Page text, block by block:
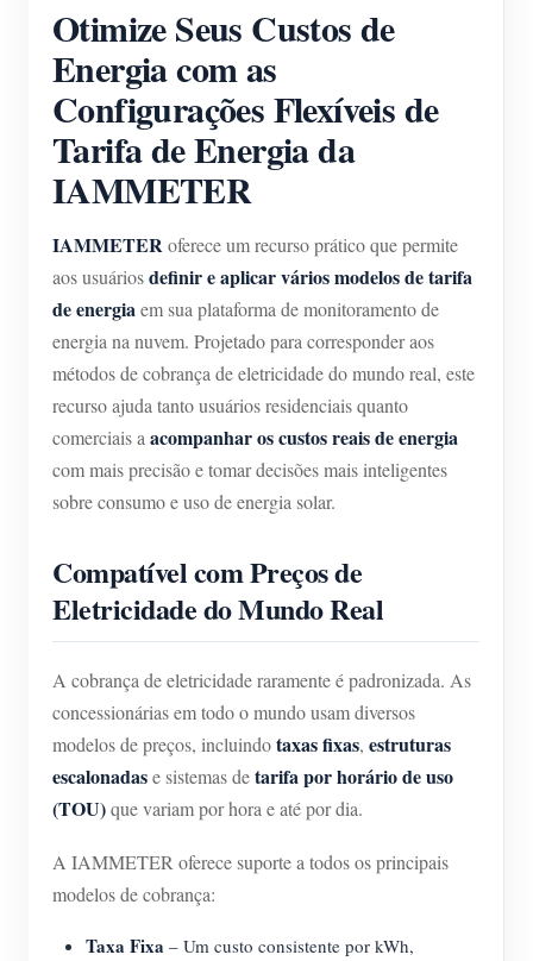
App Loja
Explorar site
Ranking FV
Otimize Seus Custos de
Energia com as
Configurações Flexíveis de
Tarifa de Energia da
IAMMETER
IAMMETERoferece um recurso prático que permite
aos usuáriosdefinir e aplicar vários modelos de tarifa
de energiaem sua plataforma de monitoramento de
energia na nuvem. Projetado para corresponder aos
métodos de cobrança de eletricidade do mundo real, este
recurso ajuda tanto usuários residenciais quanto
comerciais aacompanhar os custos reais de energia
com mais precisão e tomar decisões mais inteligentes
sobre consumo e uso de energia solar.
Compatível com Preços de
Eletricidade do Mundo Real
A cobrança de eletricidade raramente é padronizada. As
concessionárias em todo o mundo usam diversos
modelos de preços, incluindotaxas fixas, estruturas
escalonadase sistemas detarifa por horário de uso
(TOU)que variam por hora e até por dia.
A IAMMETER oferece suporte a todos os principais
modelos de cobrança:
Taxa Fixa – Um custo consistente por kWh,